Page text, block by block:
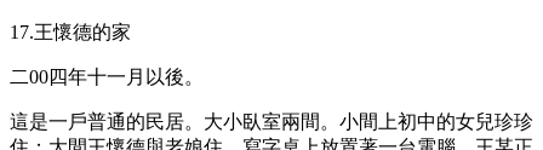
17.王懷德的家
二00四年十一月以後。
這是一戶普通的民居。大小臥室兩間。小間上初中的女兒珍珍